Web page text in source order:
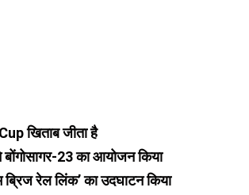
खिताब जीता है
बोंगोसागर-23 का आयोजन किया
ब्रिज रेल लिंक’ का उदघाटन किया